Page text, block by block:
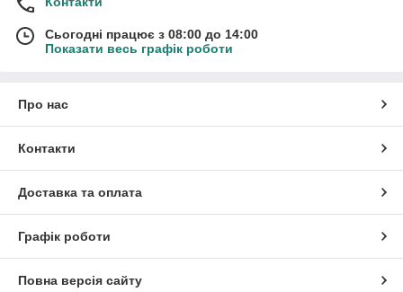
Сьогодні працює з 08:00 до 14:00
Показати весь графік роботи
Про нас
Контакти
Доставка та оплата
Графік роботи
Повна версія сайту